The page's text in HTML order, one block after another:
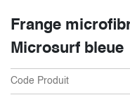
Frange
Microsurf bleue
Code Produit